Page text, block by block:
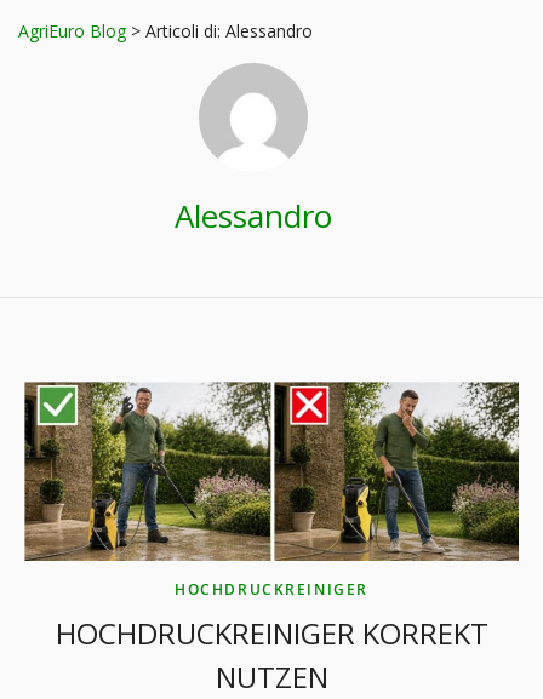
AgriEuro Blog> Articoli di: Alessandro
Alessandro
HOCHDRUCKREINIGER
HOCHDRUCKREINIGER KORREKT
NUTZEN